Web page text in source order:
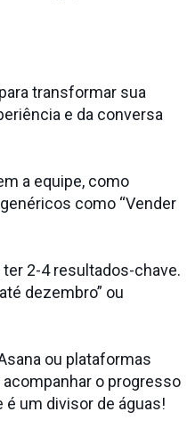
transformar sua
e da conversa
a equipe, como
como “Vender
2-4 resultados-chave.
dezembro” ou
ou plataformas
o progresso
é um divisor de águas!